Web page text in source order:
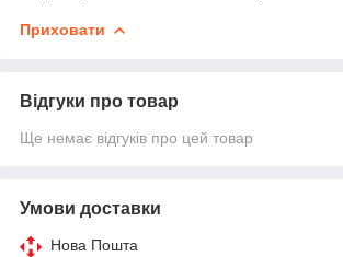
Приховати
Відгуки про товар
Ще немає відгуків про цей товар
Умови доставки
Нова Пошта